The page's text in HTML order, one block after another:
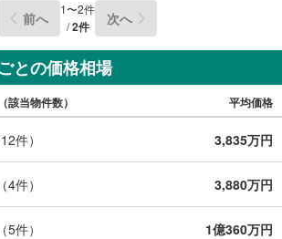
前へ 1〜2件
/2件 次へ
との価格相場
該当物件数） 平均価格
12件） 3,835万円
（4件） 3,880万円
（5件） 1億360万円